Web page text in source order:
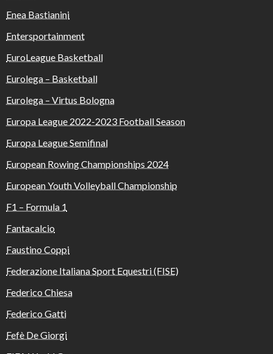
Enea Bastianini
Entersportainment
EuroLeague Basketball
Eurolega – Basketball
Eurolega – Virtus Bologna
Europa League 2022-2023 Football Season
Europa League Semifinal
European Rowing Championships 2024
European Youth Volleyball Championship
F1 – Formula 1
Fantacalcio
Faustino Coppi
Federazione Italiana Sport Equestri (FISE)
Federico Chiesa
Federico Gatti
Fefè De Giorgi